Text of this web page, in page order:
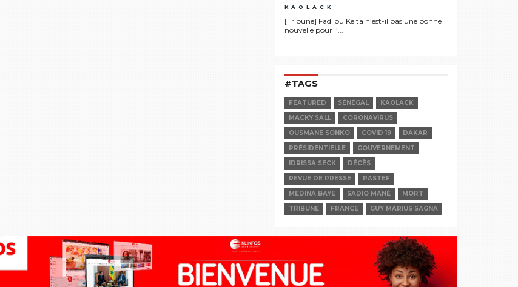
KAOLACK
[Tribune] Fadilou Keïta n’est-il pas une bonne
nouvelle pour l’...
#TAGS
FEATURED SÉNÉGAL
KAOLACK
MACKY SALL
CORONAVIRUS
OUSMANE SONKO
COVID 19
DAKAR
PRÉSIDENTIELLE
GOUVERNEMENT
IDRISSA SECK
DÉCÈS
REVUE DE PRESSE
PASTEF
MÉDINA BAYE
SADIO MANÉ
MORT
TRIBUNE
FRANCE GUY MARIUS SAGNA